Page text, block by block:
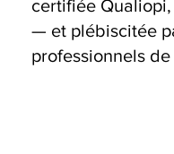
certifiée
— et plébiscitée
professionnels